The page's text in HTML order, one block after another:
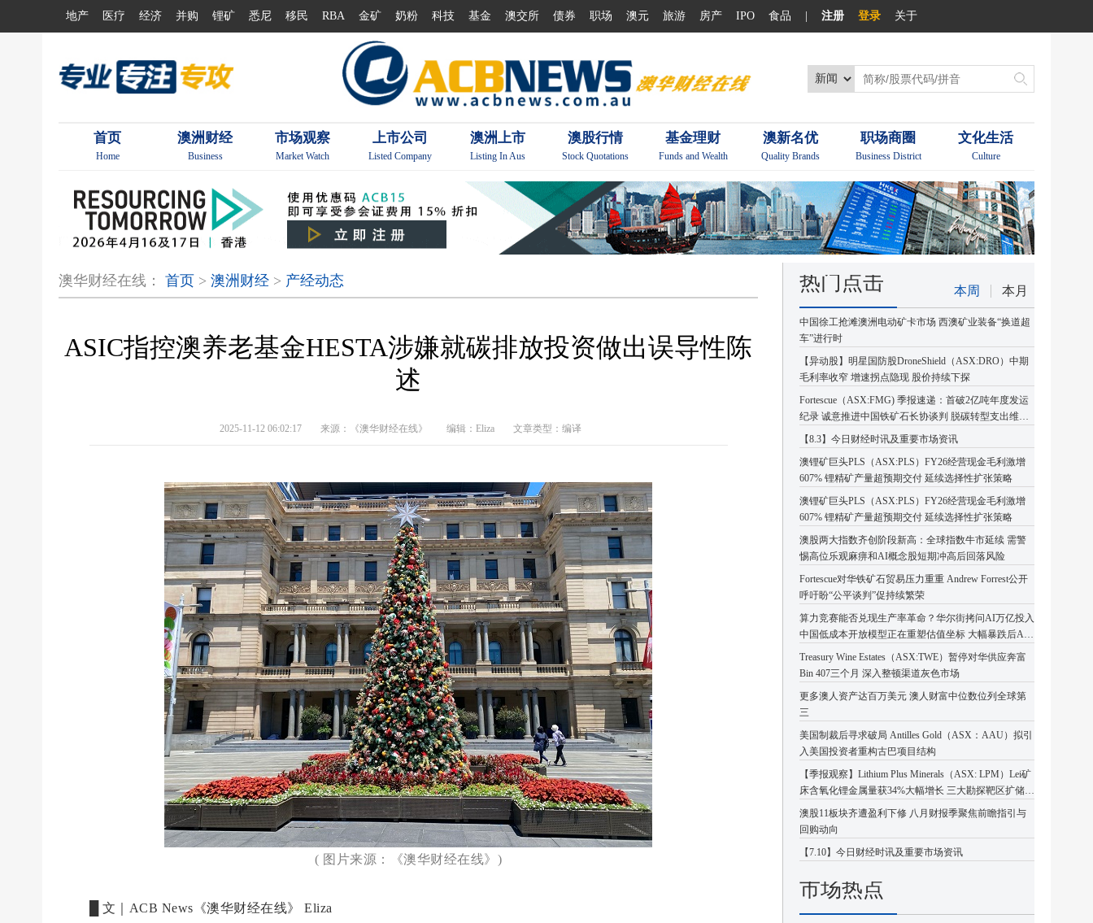
地产 医疗 经济 并购 锂矿 悉尼 移民 RBA 金矿 奶粉 科技 基金 澳交所 债券 职场 澳元 旅游 房产 IPO 食品 注册 登录 关于
首页
Home
澳洲财经
Business
市场观察
Market Watch
上市公司
Listed Company
澳洲上市
Listing In Aus
澳股行情
Stock Quotations
基金理财
Funds and Wealth
澳新名优
Quality Brands
职场商圈
Business District
文化生活
Culture
澳华财经在线： 首页 > 澳洲财经 > 产经动态
ASIC指控澳养老基金HESTA涉嫌就碳排放投资做出误导性陈
述
2025-11-12 06:02:17 来源：《澳华财经在线》 编辑：Eliza 文章类型：编译
( 图片来源：《澳华财经在线》)
█ 文｜ACB News《澳华财经在线》 Eliza
热门点击 本周 本月
中国徐工抢滩澳洲电动矿卡市场 西澳矿业装备“换道超
车”进行时
【异动股】明星国防股DroneShield（ASX:DRO）中期
毛利率收窄 增速拐点隐现 股价持续下探
Fortescue（ASX:FMG) 季报速递：首破2亿吨年度发运
纪录 诚意推进中国铁矿石长协谈判 脱碳转型支出维持
高位
【8.3】今日财经时讯及重要市场资讯
澳锂矿巨头PLS（ASX:PLS）FY26经营现金毛利激增
607% 锂精矿产量超预期交付 延续选择性扩张策略
澳锂矿巨头PLS（ASX:PLS）FY26经营现金毛利激增
607% 锂精矿产量超预期交付 延续选择性扩张策略
澳股两大指数齐创阶段新高：全球指数牛市延续 需警
惕高位乐观麻痹和AI概念股短期冲高后回落风险
Fortescue对华铁矿石贸易压力重重 Andrew Forrest公开
呼吁盼“公平谈判”促持续繁荣
算力竞赛能否兑现生产率革命？华尔街拷问AI万亿投入
中国低成本开放模型正在重塑估值坐标 大幅暴跌后AI
板块或迎企稳反弹
Treasury Wine Estates（ASX:TWE）暂停对华供应奔富
Bin 407三个月 深入整顿渠道灰色市场
更多澳人资产达百万美元 澳人财富中位数位列全球第
三
美国制裁后寻求破局 Antilles Gold（ASX：AAU）拟引
入美国投资者重构古巴项目结构
【季报观察】Lithium Plus Minerals（ASX: LPM）Lei矿
床含氧化锂金属量获34%大幅增长 三大勘探靶区扩储潜
力凸显
澳股11板块齐遭盈利下修 八月财报季聚焦前瞻指引与
回购动向
【7.10】今日财经时讯及重要市场资讯
市场热点